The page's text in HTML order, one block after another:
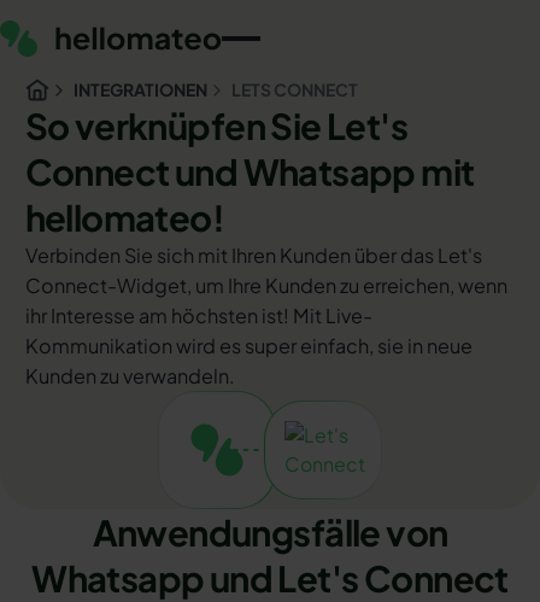
INTEGRATIONEN LETS CONNECT
So verknüpfen Sie Let's
Connect und Whatsapp mit
hellomateo!
Verbinden Sie sich mit Ihren Kunden über das Let's
Connect-Widget, um Ihre Kunden zu erreichen, wenn
ihr Interesse am höchsten ist! Mit Live-
Kommunikation wird es super einfach, sie in neue
Kunden zu verwandeln.
Anwendungsfälle von
Whatsapp und Let's Connect